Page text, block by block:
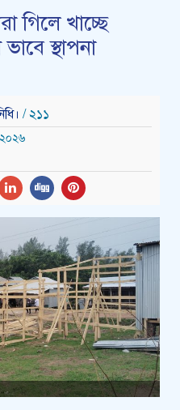
গিলে খাচ্ছে
স্থাপনা
/ ২১১